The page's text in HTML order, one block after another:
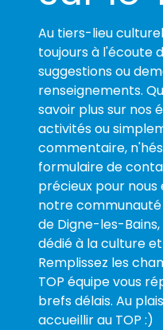
Au tiers-lieu
toujours à l'écoute
suggestions ou
renseignements.
savoir plus sur nos
activités ou
commentaire,
formulaire de
précieux pour
notre
de Digne-les-
dédié à la culture
Remplissez les
TOP équipe vous
brefs délais. Au
accueillir au TOP :)